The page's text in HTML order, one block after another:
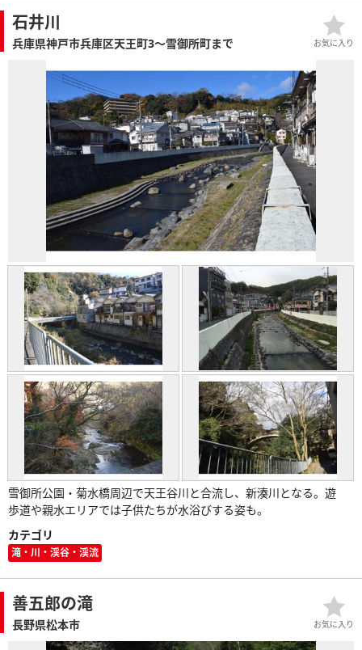
石井川
兵庫県神戸市兵庫区天王町3～雪御所町まで
雪御所公園・菊水橋周辺で天王谷川と合流し、新湊川となる。遊
歩道や親水エリアでは子供たちが水浴びする姿も。
カテゴリ
滝・川・渓谷・渓流
お気に入り
善五郎の滝
長野県松本市 お気に入り